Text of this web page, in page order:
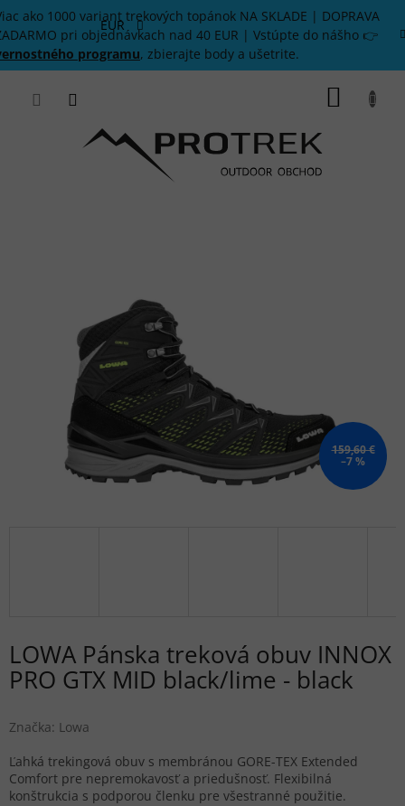
Prejsť
na
obsah
ako 1000 variant trekových topánok NA SKLADE | DOPRAVA
pri objednávkach nad 40 EUR | Vstúpte do nášho 👉
programu, zbierajte body a ušetrite.
EUR
159,60 €
–7 %
LOWA Pánska treková obuv INNOX
PRO GTX MID black/lime - black
Značka: Lowa
Ľahká trekingová obuv s membránou GORE-TEX Extended
Comfort pre nepremokavosť a priedušnosť. Flexibilná
konštrukcia s podporou členku pre všestranné použitie.